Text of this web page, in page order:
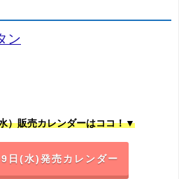
ン
）販売カレンダーはココ！▼
(水)発売カレンダー